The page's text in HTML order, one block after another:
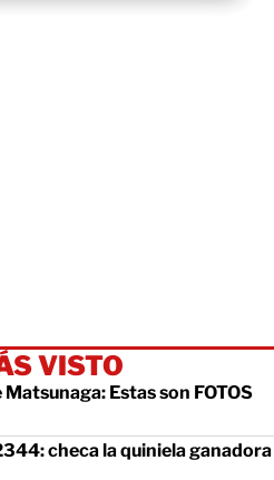
VISTO
Estas son FOTOS
checa la quiniela ganadora